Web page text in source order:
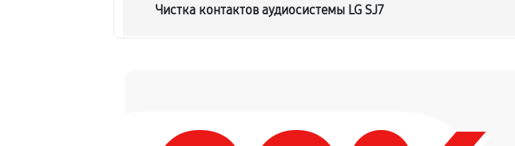
Чистка контактов аудиосистемы LG SJ7